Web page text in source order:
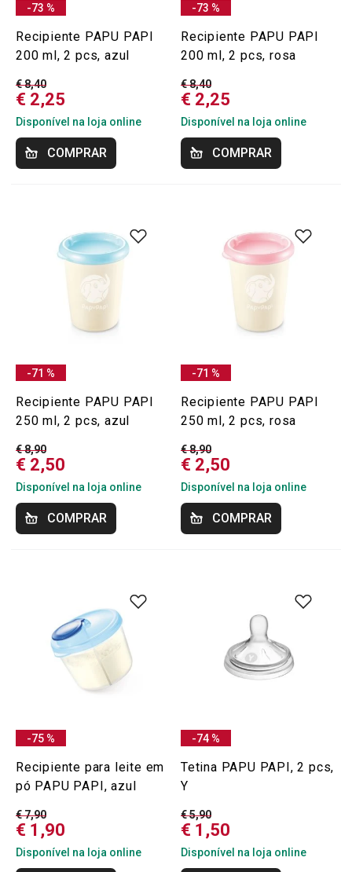
-73 %
Recipiente PAPU PAPI
200 ml, 2 pcs, azul
€ 8,40
€ 2,25
Disponível na loja online
COMPRAR
-73 %
Recipiente PAPU PAPI
200 ml, 2 pcs, rosa
€ 8,40
€ 2,25
Disponível na loja online
COMPRAR
-71 %
Recipiente PAPU PAPI
250 ml, 2 pcs, azul
€ 8,90
€ 2,50
Disponível na loja online
COMPRAR
-71 %
Recipiente PAPU PAPI
250 ml, 2 pcs, rosa
€ 8,90
€ 2,50
Disponível na loja online
COMPRAR
-75 %
Recipiente para leite em
pó PAPU PAPI, azul
€ 7,90
€ 1,90
Disponível na loja online
-74 %
Tetina PAPU PAPI, 2 pcs,
Y
€ 5,90
€ 1,50
Disponível na loja online